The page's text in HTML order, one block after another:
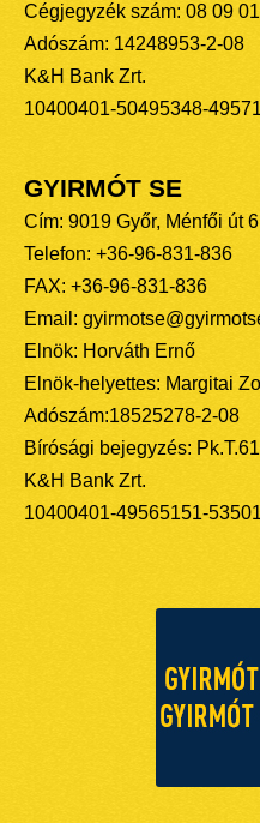
Cégjegyzék szám: 08 09
Adószám: 14248953-2-08
K&H Bank Zrt.
10400401-50495348-
GYIRMÓT SE
Cím: 9019 Győr, Ménfői út
Telefon: +36-96-831-836
FAX: +36-96-831-836
Email:
Elnök: Horváth Ernő
Elnök-helyettes: Margitai
Adószám:18525278-2-08
Bírósági bejegyzés:
K&H Bank Zrt.
10400401-49565151-